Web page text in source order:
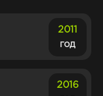
2011
год
2016